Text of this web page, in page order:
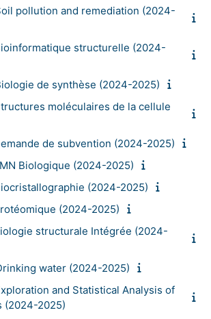
pollution and remediation (2024-
structurelle (2024-
de synthèse (2024-2025)
moléculaires de la cellule
de subvention (2024-2025)
Biologique (2024-2025)
(2024-2025)
(2024-2025)
structurale Intégrée (2024-
water (2024-2025)
and Statistical Analysis of
(2024-2025)